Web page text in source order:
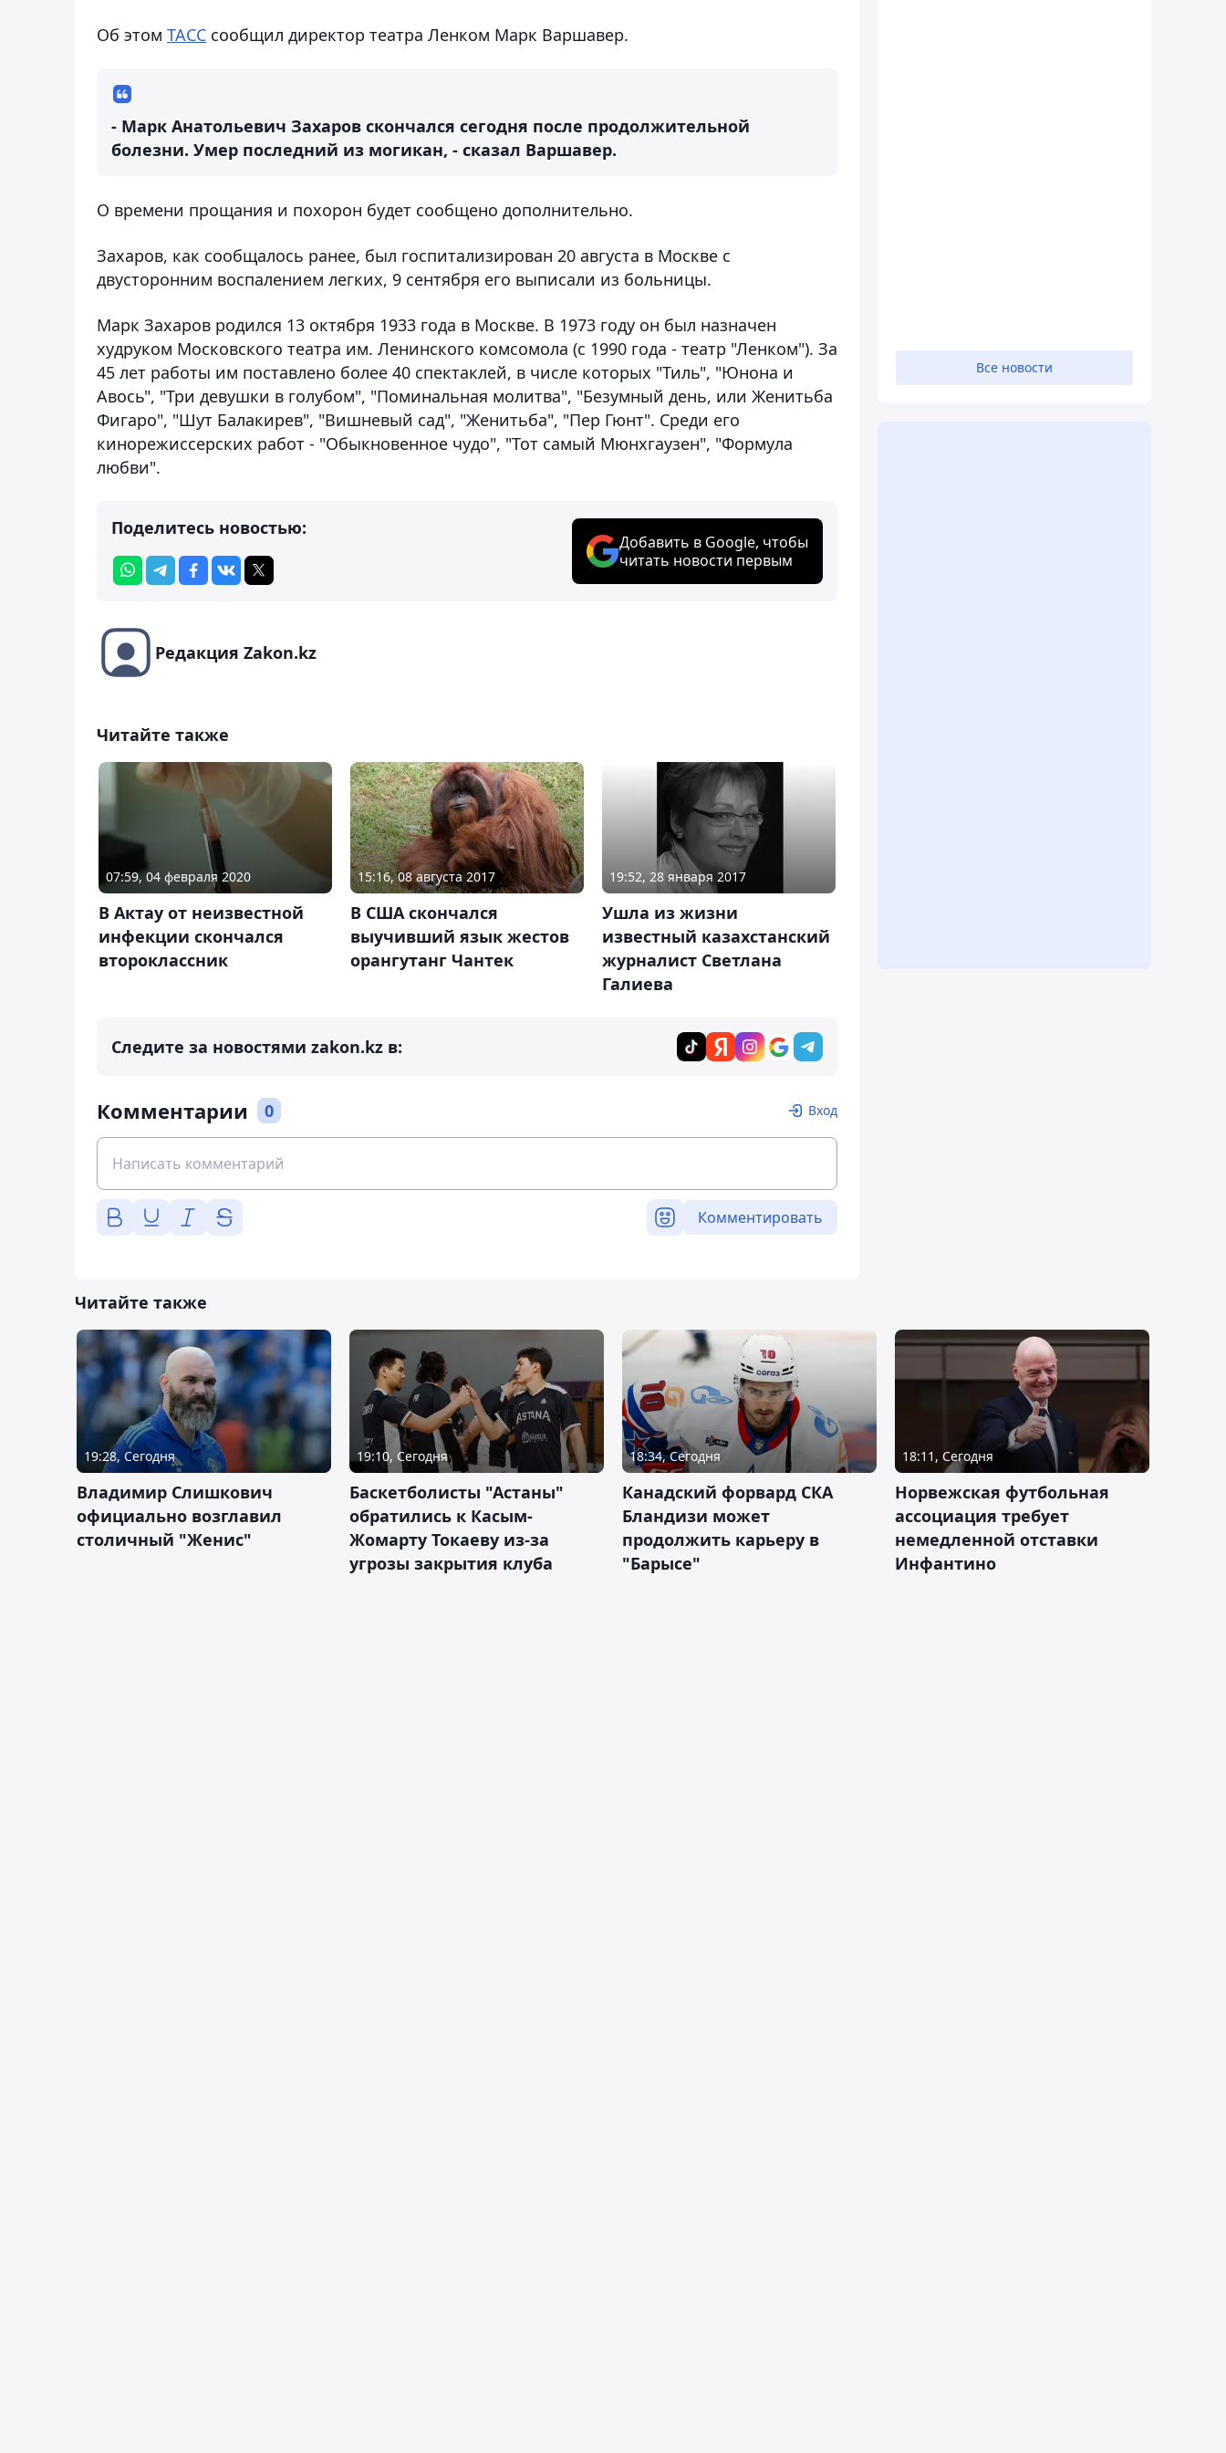
Об этом ТАСС сообщил директор театра Ленком Марк Варшавер.
- Марк Анатольевич Захаров скончался сегодня после продолжительной
болезни. Умер последний из могикан, - сказал Варшавер.
О времени прощания и похорон будет сообщено дополнительно.
Захаров, как сообщалось ранее, был госпитализирован 20 августа в Москве с
двусторонним воспалением легких, 9 сентября его выписали из больницы.
Марк Захаров родился 13 октября 1933 года в Москве. В 1973 году он был назначен
худруком Московского театра им. Ленинского комсомола (с 1990 года - театр "Ленком"). За
45 лет работы им поставлено более 40 спектаклей, в числе которых "Тиль", "Юнона и
Авось", "Три девушки в голубом", "Поминальная молитва", "Безумный день, или Женитьба
Фигаро", "Шут Балакирев", "Вишневый сад", "Женитьба", "Пер Гюнт". Среди его
кинорежиссерских работ - "Обыкновенное чудо", "Тот самый Мюнхгаузен", "Формула
любви".
Поделитесь новостью:
Добавить в Google, чтобы
читать новости первым
Редакция Zakon.kz
Читайте также
07:59, 04 февраля 2020
В Актау от неизвестной
инфекции скончался
второклассник
15:16, 08 августа 2017
В США скончался
выучивший язык жестов
орангутанг Чантек
19:52, 28 января 2017
Ушла из жизни
известный казахстанский
журналист Светлана
Галиева
Следите за новостями zakon.kz в:
Комментарии 0 Вход
Комментировать
Все новости
Читайте также
19:28, Сегодня
Владимир Слишкович
официально возглавил
столичный "Женис"
19:10, Сегодня
Баскетболисты "Астаны"
обратились к Касым-
Жомарту Токаеву из-за
угрозы закрытия клуба
18:34, Сегодня
Канадский форвард СКА
Бландизи может
продолжить карьеру в
"Барысе"
18:11, Сегодня
Норвежская футбольная
ассоциация требует
немедленной отставки
Инфантино